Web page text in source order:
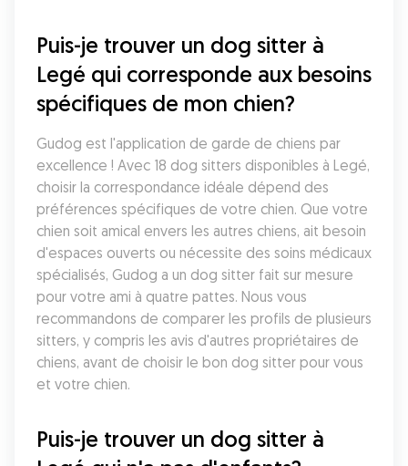
Puis-je trouver un dog sitter à
Legé qui corresponde aux besoins
spécifiques de mon chien?
Gudog est l'application de garde de chiens par
excellence ! Avec 18 dog sitters disponibles à Legé,
choisir la correspondance idéale dépend des
préférences spécifiques de votre chien. Que votre
chien soit amical envers les autres chiens, ait besoin
d'espaces ouverts ou nécessite des soins médicaux
spécialisés, Gudog a un dog sitter fait sur mesure
pour votre ami à quatre pattes. Nous vous
recommandons de comparer les profils de plusieurs
sitters, y compris les avis d'autres propriétaires de
chiens, avant de choisir le bon dog sitter pour vous
et votre chien.
Puis-je trouver un dog sitter à